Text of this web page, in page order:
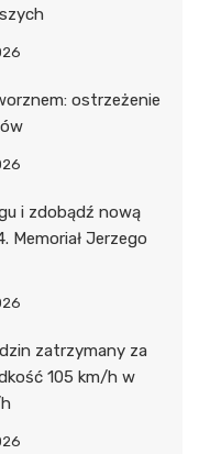
ostrzeżenie
i zdobądź nową
Memoriał Jerzego
zatrzymany za
105 km/h w